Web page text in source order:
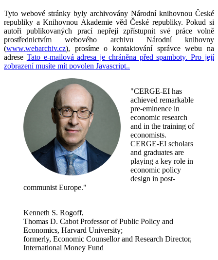
Tyto webové stránky byly archivovány Národní knihovnou České
republiky a Knihovnou Akademie věd České republiky. Pokud si
autoři publikovaných prací nepřejí zpřístupnit své práce volně
prostřednictvím webového archivu Národní knihovny
(www.webarchiv.cz), prosíme o kontaktování správce webu na
adrese Tato e-mailová adresa je chráněna před spamboty. Pro její
zobrazení musíte mít povolen Javascript..
"CERGE-EI has
achieved remarkable
pre-eminence in
economic research
and in the training of
economists.
CERGE-EI scholars
and graduates are
playing a key role in
economic policy
design in post-
communist Europe."
Kenneth S. Rogoff,
Thomas D. Cabot Professor of Public Policy and
Economics, Harvard University;
formerly, Economic Counsellor and Research Director,
International Money Fund